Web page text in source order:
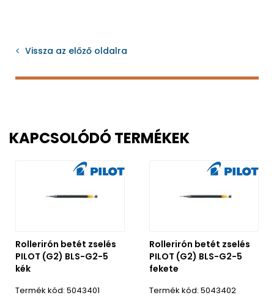
Vissza az előző oldalra
KAPCSOLÓDÓ TERMÉKEK
Rollerirón betét zselés
PILOT (G2) BLS-G2-5
kék
5043401
Rollerirón betét zselés
PILOT (G2) BLS-G2-5
fekete
5043402